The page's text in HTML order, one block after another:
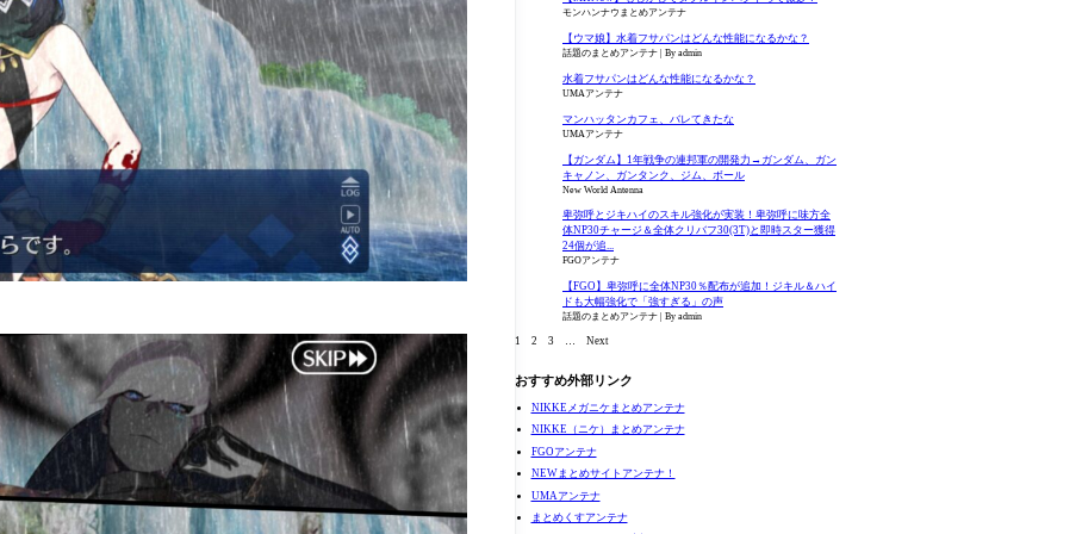
モンハンナウまとめアンテナ
【ウマ娘】水着フサパンはどんな性能になるかな？
話題のまとめアンテナ By admin
水着フサパンはどんな性能になるかな？
UMAアンテナ
マンハッタンカフェ、バレてきたな
UMAアンテナ
【ガンダム】1年戦争の連邦軍の開発力→ガンダム、ガン
キャノン、ガンタンク、ジム、ボール
New World Antenna
卑弥呼とジキハイのスキル強化が実装！卑弥呼に味方全
体NP30チャージ＆全体クリバフ30(3T)と即時スター獲得
24個が追...
FGOアンテナ
【FGO】卑弥呼に全体NP30％配布が追加！ジキル＆ハイ
ドも大幅強化で「強すぎる」の声
話題のまとめアンテナ By admin
1 2 3 Next
おすすめ外部リンク
NIKKEメガニケまとめアンテナ
NIKKE（ニケ）まとめアンテナ
FGOアンテナ
NEWまとめサイトアンテナ！
UMAアンテナ
まとめくすアンテナ